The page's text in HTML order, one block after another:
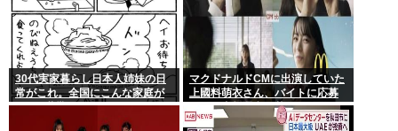
30代実家暮らし日本人姉妹の日
常がこれ。全国にこんな家庭が
400万世帯ある。
マクドナルドCMに出演していた
上國料萌衣さん、バイトに応募
するも書類選考で落ちる